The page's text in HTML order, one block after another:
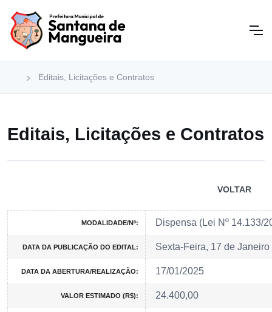
Editais, Licitações e Contratos
Editais, Licitações e Contratos
VOLTAR
MODALIDADE/Nº: Dispensa (Lei Nº 14.133/
DATA DA PUBLICAÇÃO DO EDITAL: Sexta-Feira, 17 de
DATA DA ABERTURA/REALIZAÇÃO: 17/01/2025
VALOR ESTIMADO (R$): 24.400,00